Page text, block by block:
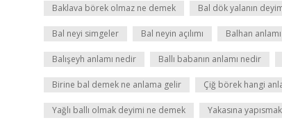
Baklava börek olmaz ne demek Bal dök yalanın
Bal neyi simgeler Bal neyin açılımı Balhan
Balışeyh anlamı nedir Ballı babanın anlamı nedir
Birine bal demek ne anlama gelir Çiğ börek hangi
Yağlı ballı olmak deyimi ne demek Yakasına